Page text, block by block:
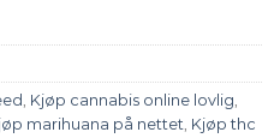
, Kjøp cannabis online lovlig,
marihuana på nettet, Kjøp thc